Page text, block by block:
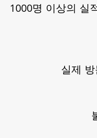
1000명 이상의 실
실제